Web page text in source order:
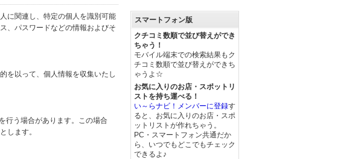
に関連し、特定の個人を識別可能
、パスワードなどの情報およびそ
を以って、個人情報を収集いたし
行う場合があります。この場合
します。
スマートフォン版
クチコミ数順で並び替えができ
ちゃう！
モバイル端末での検索結果もク
チコミ数順で並び替えができち
ゃうよ☆
お気に入りのお店・スポットリ
ストを持ち運べる！
い～らナビ！メンバーに登録す
ると、お気に入りのお店・スポ
ットリストが作れちゃう。
PC・スマートフォン共通だか
ら、いつでもどこでもチェック
できるよ♪